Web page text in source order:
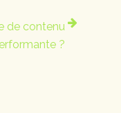
de contenu
?